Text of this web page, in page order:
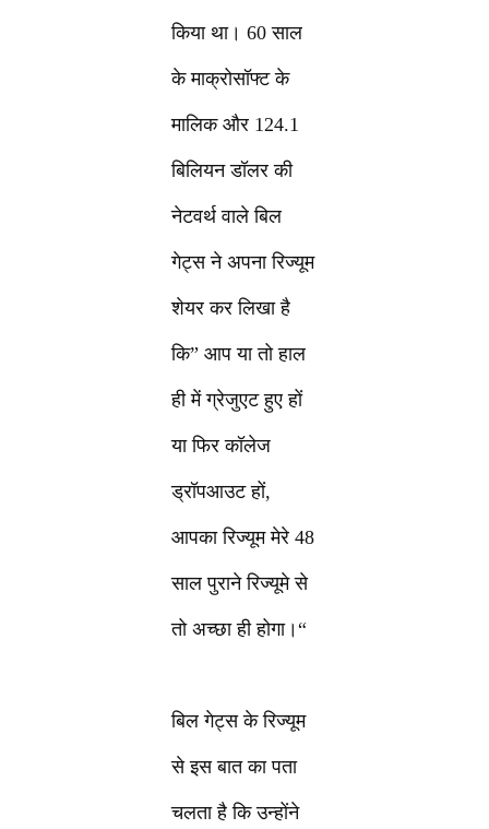
किया था। 60 साल
के माक्रोसॉफ्ट के
मालिक और 124.1
बिलियन डॉलर की
नेटवर्थ वाले बिल
गेट्स ने अपना रिज्यूम
शेयर कर लिखा है
कि” आप या तो हाल
ही में ग्रेजुएट हुए हों
या फिर कॉलेज
ड्रॉपआउट हों,
आपका रिज्यूम मेरे 48
साल पुराने रिज्यूमे से
तो अच्छा ही होगा।“
बिल गेट्स के रिज्यूम
से इस बात का पता
चलता है कि उन्होंने